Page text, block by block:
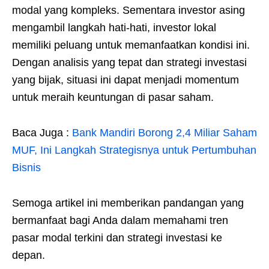
modal yang kompleks. Sementara investor asing
mengambil langkah hati-hati, investor lokal
memiliki peluang untuk memanfaatkan kondisi ini.
Dengan analisis yang tepat dan strategi investasi
yang bijak, situasi ini dapat menjadi momentum
untuk meraih keuntungan di pasar saham.
Baca Juga : Bank Mandiri Borong 2,4 Miliar Saham
MUF, Ini Langkah Strategisnya untuk Pertumbuhan
Bisnis
Semoga artikel ini memberikan pandangan yang
bermanfaat bagi Anda dalam memahami tren
pasar modal terkini dan strategi investasi ke
depan.